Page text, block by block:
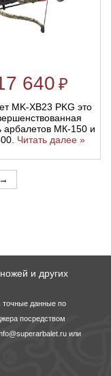
640 ₽
MK-XB23 PKG это
арбалетов МК-150 и
Читать далее »
→
и других
точные данные по
посредством
или